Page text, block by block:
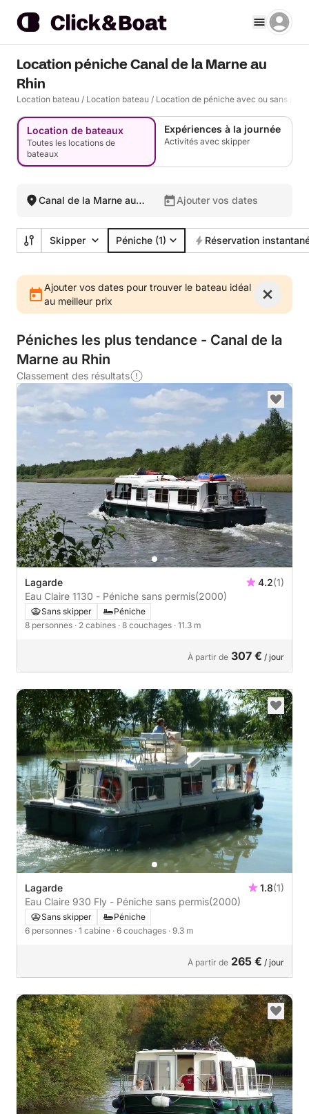
Location péniche Canal de la Marne au
Rhin
Location bateau / Location bateau / Location de péniche avec ou sans
Location de bateaux
Toutes les locations de
bateaux
Expériences à la journée
Activités avec skipper
Canal de la Marne au
Ajouter vos dates
Skipper Péniche (1) Réservation
Ajouter vos dates pour trouver le bateau idéal
au meilleur prix
Péniches les plus tendance - Canal de la
Marne au Rhin
Classement des résultats
Lagarde 4.2(1)
Eau Claire 1130 - Péniche sans permis(2000)
Sans skipper
Péniche
8 personnes · 2 cabines · 8 couchages · 11.3 m
À partir de 307 € / jour
Lagarde 1.8(1)
Eau Claire 930 Fly - Péniche sans permis(2000)
Sans skipper
Péniche
6 personnes · 1 cabine · 6 couchages · 9.3 m
À partir de 265 € / jour